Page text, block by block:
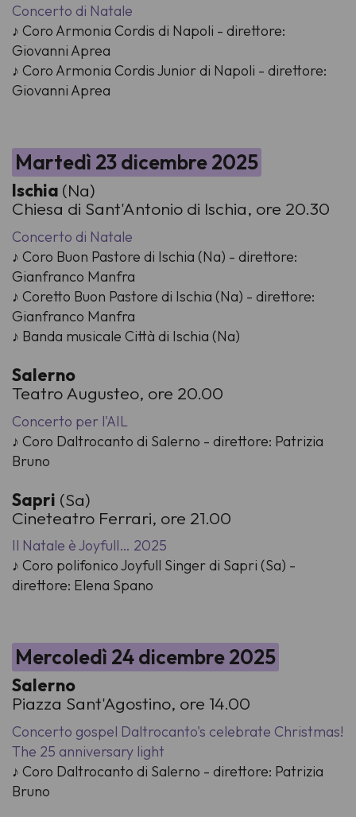
Concerto di Natale
♪ Coro Armonia Cordis di Napoli - direttore:
Giovanni Aprea
♪ Coro Armonia Cordis Junior di Napoli - direttore:
Giovanni Aprea
Martedì 23 dicembre 2025
Ischia (Na)
Chiesa di Sant'Antonio di Ischia, ore 20.30
Concerto di Natale
♪ Coro Buon Pastore di Ischia (Na) - direttore:
Gianfranco Manfra
♪ Coretto Buon Pastore di Ischia (Na) - direttore:
Gianfranco Manfra
♪ Banda musicale Città di Ischia (Na)
Salerno
Teatro Augusteo, ore 20.00
Concerto per l'AIL
♪ Coro Daltrocanto di Salerno - direttore: Patrizia
Bruno
Sapri (Sa)
Cineteatro Ferrari, ore 21.00
Il Natale è Joyfull… 2025
♪ Coro polifonico Joyfull Singer di Sapri (Sa) -
direttore: Elena Spano
Mercoledì 24 dicembre 2025
Salerno
Piazza Sant'Agostino, ore 14.00
Concerto gospel Daltrocanto's celebrate Christmas!
The 25 anniversary light
♪ Coro Daltrocanto di Salerno - direttore: Patrizia
Bruno